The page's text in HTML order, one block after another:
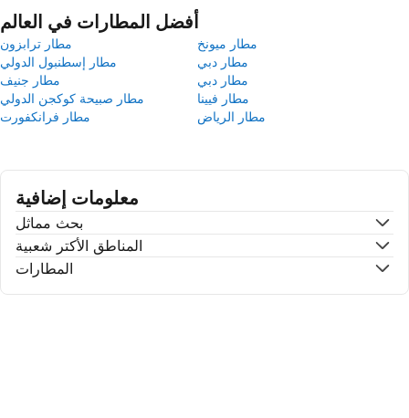
أفضل المطارات في العالم
مطار ترابزون
مطار ميونخ
مطار إسطنبول الدولي
مطار دبي
مطار جنيف
مطار دبي
مطار صبيحة كوكجن الدولي
مطار فيينا
مطار فرانكفورت
مطار الرياض
معلومات إضافية
بحث مماثل
المناطق الأكتر شعبية
المطارات